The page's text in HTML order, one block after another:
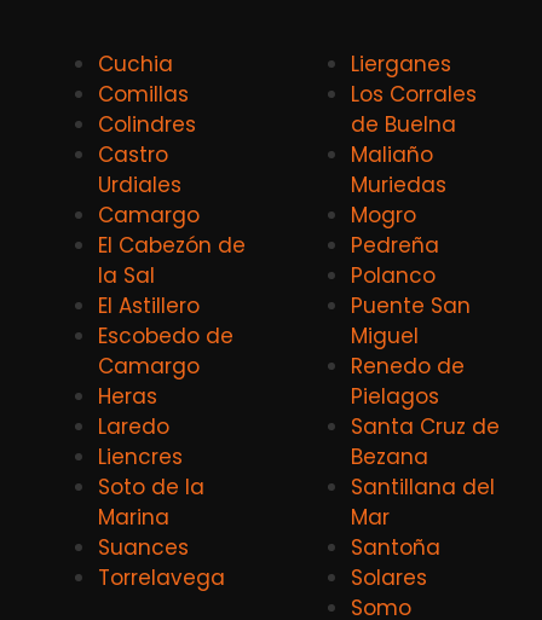
Cuchia
Comillas
Colindres
Castro
Urdiales
Camargo
El Cabezón de
la Sal
El Astillero
Escobedo de
Camargo
Heras
Laredo
Liencres
Soto de la
Marina
Suances
Torrelavega
Lierganes
Los Corrales
de Buelna
Maliaño
Muriedas
Mogro
Pedreña
Polanco
Puente San
Miguel
Renedo de
Pielagos
Santa Cruz de
Bezana
Santillana del
Mar
Santoña
Solares
Somo